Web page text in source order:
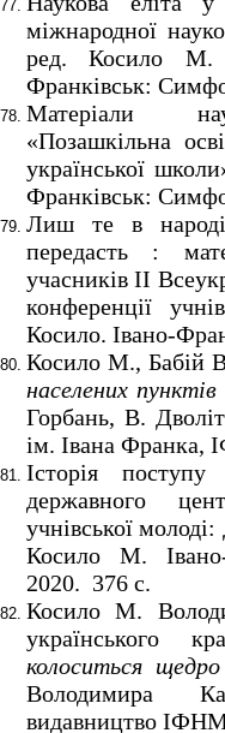
міжнародної
ред. Косило
Франківськ:
Матеріали
«Позашкільна
української
Франківськ:
Лиш те в
передасть :
учасників ІІ
конференції
Косило. Івано-
Косило М., Бабій
населених
Горбань, В.
ім. Івана
Історія поступу
державного
учнівської
Косило М.
2020. 376 с.
Косило М.
українського
колоситься щедро
Володимира
видавництво